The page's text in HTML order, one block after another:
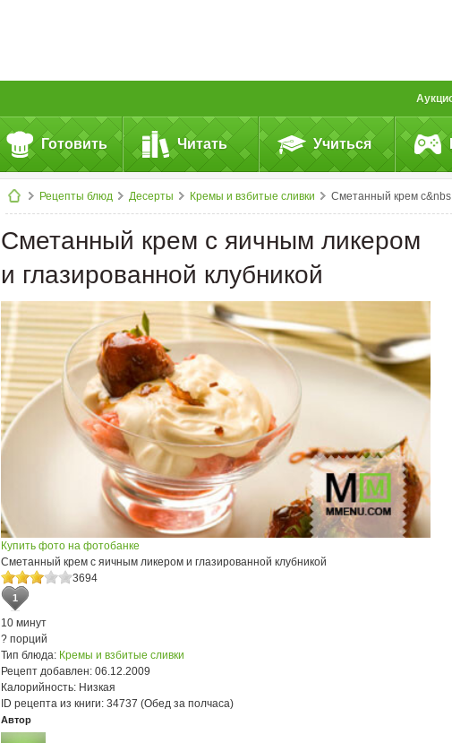
Готовить Читать Учиться
Рецепты блюд Десерты Кремы и взбитые сливки Сметанный крем с&nbsp;яичным ликером и&nbsp;глазированной клубникой
Сметанный крем с яичным ликером
и глазированной клубникой
Купить фото на фотобанке
Сметанный крем с яичным ликером и глазированной клубникой
3694
1
10 минут
? порций
Тип блюда: Кремы и взбитые сливки
Рецепт добавлен: 06.12.2009
Калорийность: Низкая
ID рецепта из книги: 34737 (Обед за полчаса)
Автор